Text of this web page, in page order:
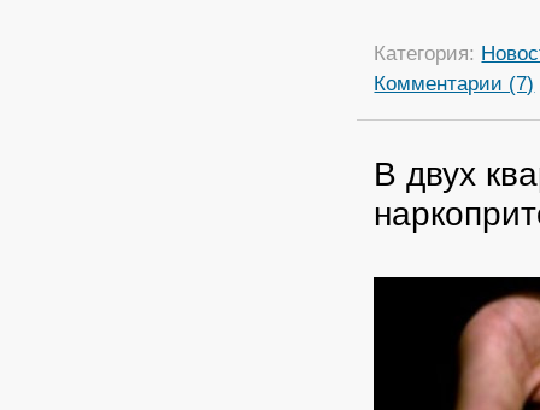
Категория:
Комментарии (7)
В двух